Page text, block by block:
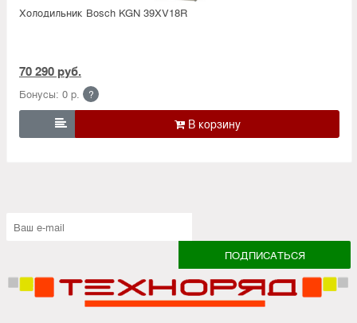
Холодильник Bosсh KGN 39XV18R
70 290 руб.
Бонусы: 0 р. ?
